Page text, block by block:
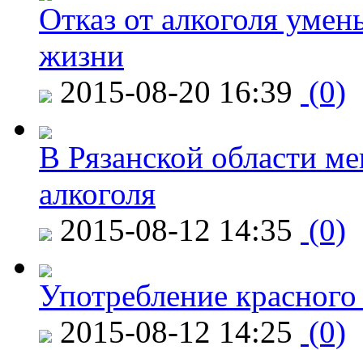
Отказ от алкоголя
жизни
2015-08-20 16:39 (0)
В Рязанской области
алкоголя
2015-08-12 14:35 (0)
Употребление
2015-08-12 14:25 (0)